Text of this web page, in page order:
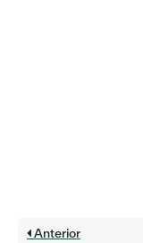
Anterior